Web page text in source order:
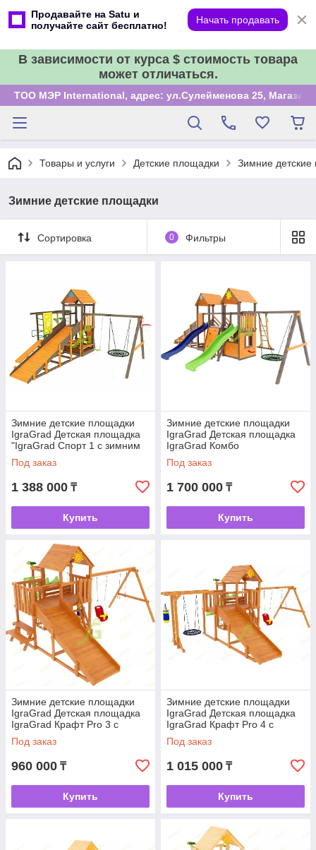
Продавайте на Satu и
получайте сайт бесплатно!
Начать продавать
В зависимости от курса $ стоимость товара
может отличаться.
ТОО МЭР International, адрес: ул.Сулейменова 25, Магазин
Товары и услуги Детские площадки Зимние
Зимние детские площадки
Сортировка 0 Фильтры
Зимние детские площадки
IgraGrad Детская площадка
"IgraGrad Спорт 1 с зимним
модулем"
Под заказ
1 388 000 ₸
Купить
Зимние детские площадки
IgraGrad Детская площадка
IgraGrad Комбо
Под заказ
1 700 000 ₸
Купить
Зимние детские площадки
IgraGrad Детская площадка
IgraGrad Крафт Pro 3 с
зимней горкой
Под заказ
960 000 ₸
Купить
Зимние детские площадки
IgraGrad Детская площадка
IgraGrad Крафт Pro 4 с
зимней горкой
Под заказ
1 015 000 ₸
Купить